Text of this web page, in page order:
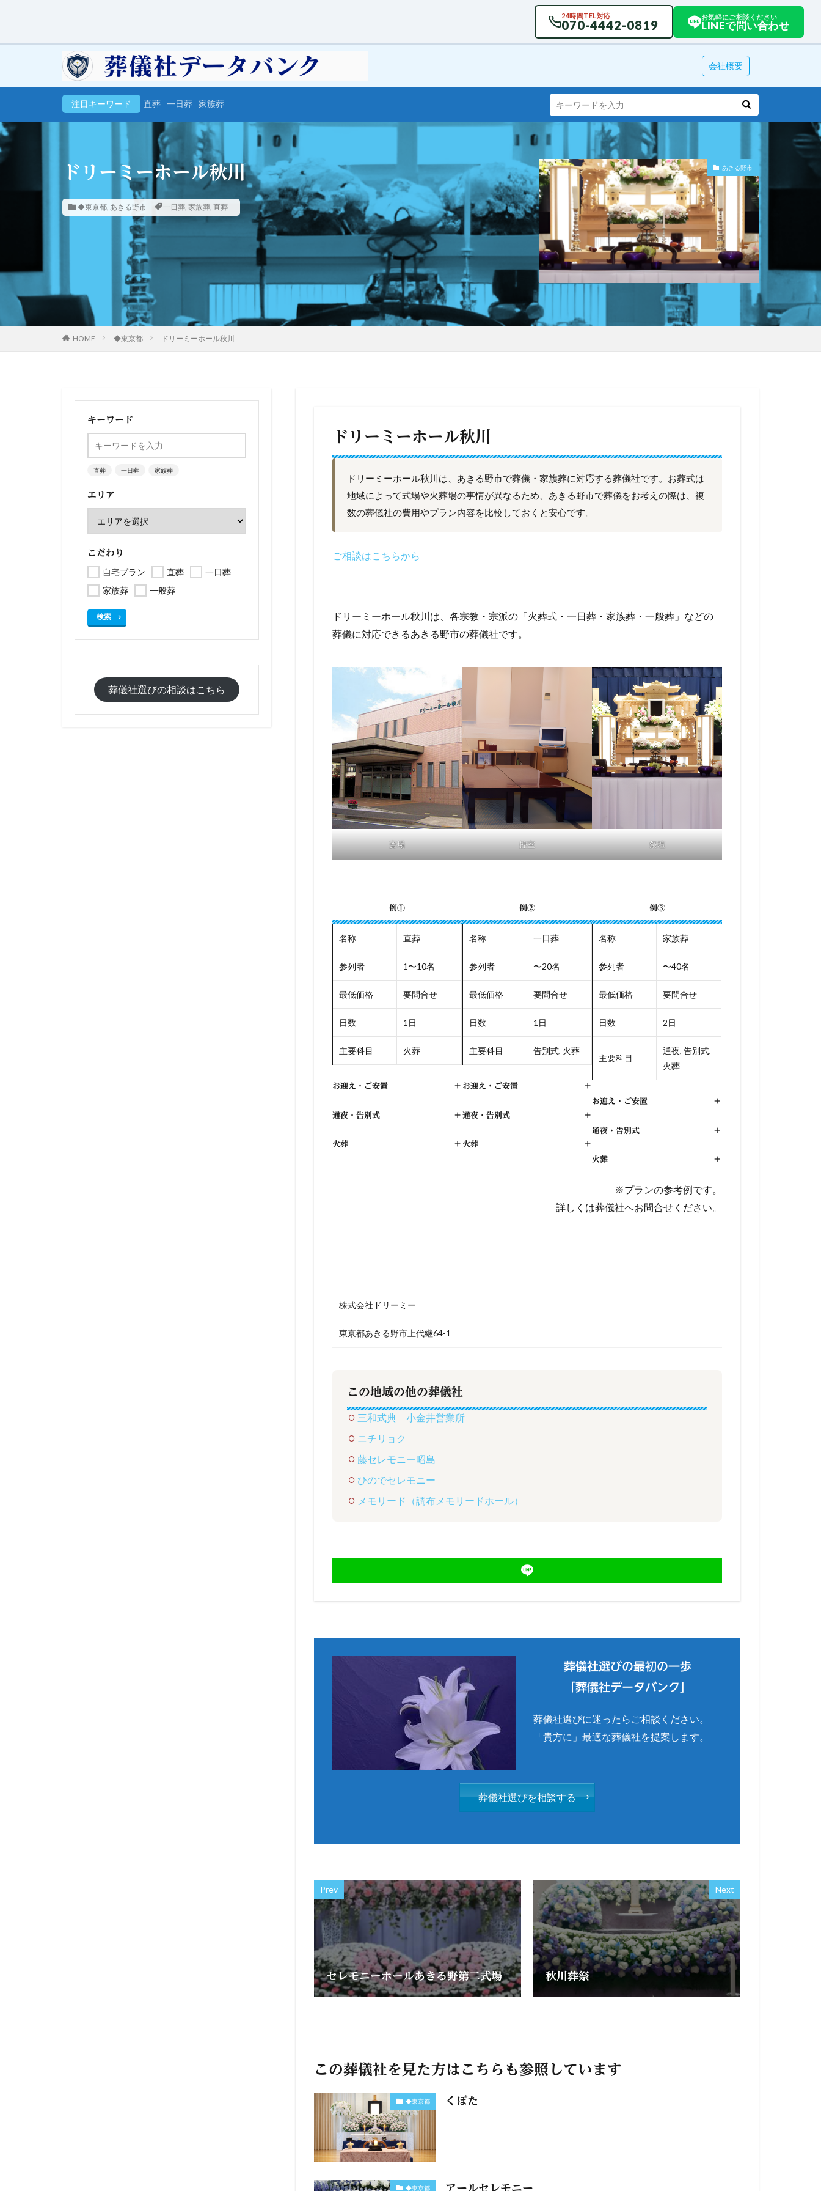
24時間TEL対応
070-4442-0819
お気軽にご相談ください
LINEで問い合わせ
会社概要
注目キーワード 直葬 一日葬 家族葬
ドリーミーホール秋川
◆東京都, あきる野市 一日葬, 家族葬, 直葬
あきる野市
HOME ◆東京都 ドリーミーホール秋川
ドリーミーホール秋川
ドリーミーホール秋川は、あきる野市で葬儀・家族葬に対応する葬儀社です。お葬式は
地域によって式場や火葬場の事情が異なるため、あきる野市で葬儀をお考えの際は、複
数の葬儀社の費用やプラン内容を比較しておくと安心です。
ご相談はこちらから
ドリーミーホール秋川は、各宗教・宗派の「火葬式・一日葬・家族葬・一般葬」などの
葬儀に対応できるあきる野市の葬儀社です。
斎場 控室 祭壇
例①
名称 直葬
参列者 1〜10名
最低価格 要問合せ
日数 1日
主要科目 火葬
お迎え・ご安置 +
通夜・告別式 +
火葬 +
例②
名称 一日葬
参列者 〜20名
最低価格 要問合せ
日数 1日
主要科目 告別式, 火葬
お迎え・ご安置 +
通夜・告別式 +
火葬 +
例③
名称 家族葬
参列者 〜40名
最低価格 要問合せ
日数 2日
主要科目
通夜, 告別式,
火葬
お迎え・ご安置 +
通夜・告別式 +
火葬 +
※プランの参考例です。
詳しくは葬儀社へお問合せください。
株式会社ドリーミー
東京都あきる野市上代継64-1
この地域の他の葬儀社
三和式典 小金井営業所
ニチリョク
藤セレモニー昭島
ひのでセレモニー
メモリード（調布メモリードホール）
葬儀社選びの最初の一歩
「葬儀社データバンク」
葬儀社選びに迷ったらご相談ください。
「貴方に」最適な葬儀社を提案します。
葬儀社選びを相談する
Prev
セレモニーホールあきる野第二式場
Next
秋川葬祭
この葬儀社を見た方はこちらも参照しています
◆東京都 くぼた
◆東京都 アールセレモニー
キーワード
直葬 一日葬 家族葬
エリア
こだわり
自宅プラン 直葬
一日葬
家族葬
一般葬
検索
葬儀社選びの相談はこちら